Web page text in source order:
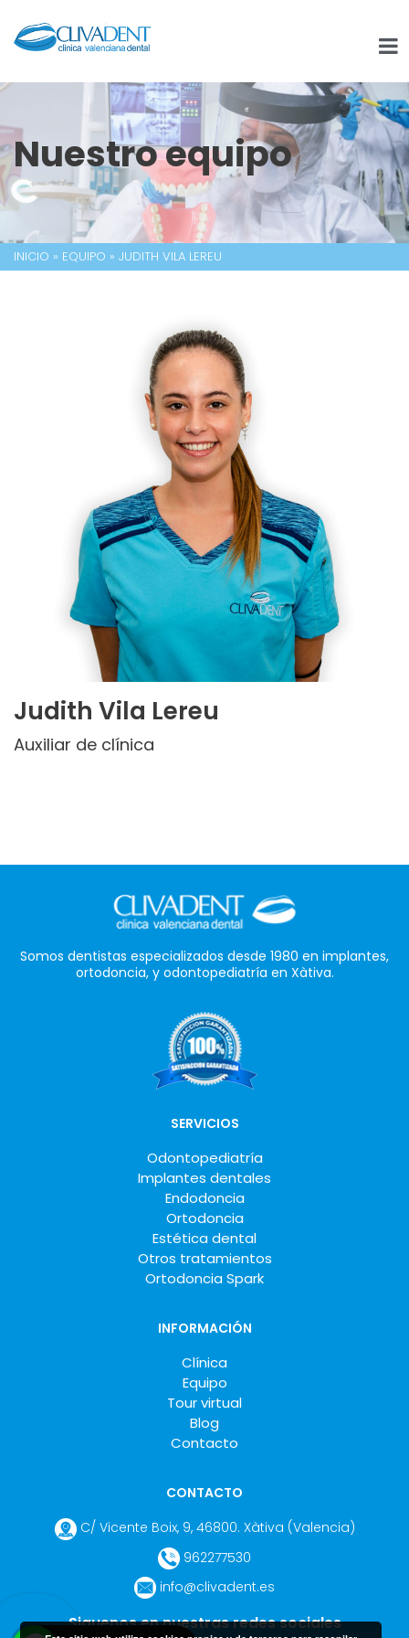
Nuestro equipo
INICIO » EQUIPO » JUDITH VILA LEREU
Judith Vila Lereu
Auxiliar de clínica
Somos dentistas especializados desde 1980 en implantes,
ortodoncia, y odontopediatría en Xàtiva.
SERVICIOS
Odontopediatría
Implantes dentales
Endodoncia
Ortodoncia
Estética dental
Otros tratamientos
Ortodoncia Spark
INFORMACIÓN
Clínica
Equipo
Tour virtual
Blog
Contacto
CONTACTO
C/ Vicente Boix, 9, 46800. Xàtiva (Valencia)
962277530
info@clivadent.es
Siguenos en nuestras redes sociales